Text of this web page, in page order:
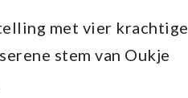
met vier krachtige
stem van Oukje